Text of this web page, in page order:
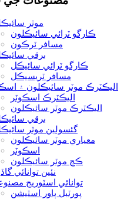
موٽر
ڪارگو ٽرائي سائيڪلون
مسافر ٽرڪون
برقي
ڪارگو ٽرائي سائيڪل
مسافر ٽريسيڪل
اليڪٽرڪ موٽر سائيڪلون ۽
اليڪٽرڪ اسڪوٽر
اليڪٽرڪ موٽر سائيڪلون
برقي
گئسولين موٽر
معياري موٽر سائيڪلون
اسڪوٽر
ڪڇ موٽر سائيڪلون
نئين توانائي
توانائي اسٽوريج
پورٽبل پاور اسٽيشن